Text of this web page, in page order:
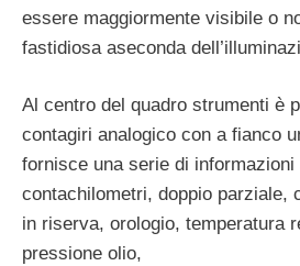
essere maggiormente visibile o
fastidiosa aseconda
Al centro del quadro strumenti è
contagiri analogico con a fianco
fornisce una serie di
contachilometri, doppio parziale,
in riserva, orologio, temperatura
pressione olio,